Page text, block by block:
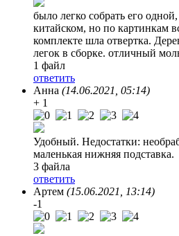
было легко собрать его
китайском, но по картинкам
комплекте шла отвертка.
легок в сборке. отличный
1 файл
ответить
Анна (14.06.2021, 05:14)
+ 1
Удобный. Недостатки:
маленькая нижняя подставка.
3 файла
ответить
Артем (15.06.2021, 13:14)
-1